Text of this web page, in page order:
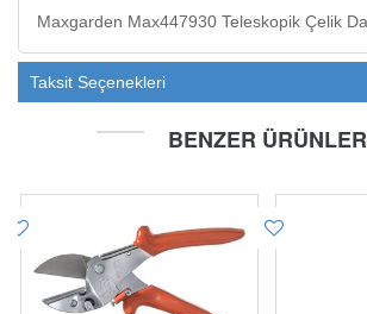
Maxgarden Max447930 Teleskopik Çelik
Taksit Seçenekleri
BENZER ÜRÜNLER